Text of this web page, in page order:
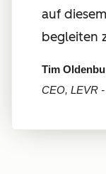
auf
begleiten
Tim
CEO, LEVR